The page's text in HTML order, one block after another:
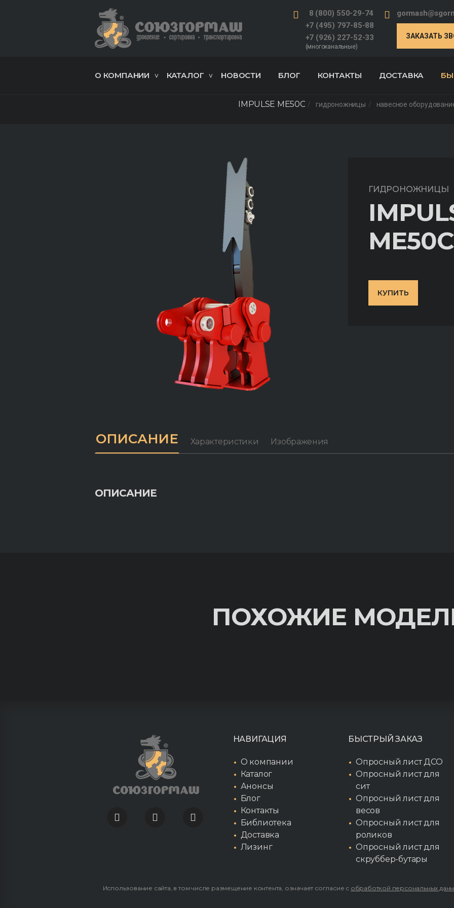
8 (800) 550-29-74
+7 (495) 797-85-88
+7 (926) 227-52-33
(многоканальные)
ЗАКАЗАТЬ
О КОМПАНИИ КАТАЛОГ НОВОСТИ БЛОГ КОНТАКТЫ ДОСТАВКА
навесное
гидроножницы
IMPULSE ME50C
ГИДРОНОЖНИЦЫ
ME50C
КУПИТЬ
ОПИСАНИЕ Характеристики Изображения
ОПИСАНИЕ
ПОХОЖИЕ
НАВИГАЦИЯ
О компании
Каталог
Анонсы
Блог
Контакты
Библиотека
Доставка
Лизинг
БЫСТРЫЙ ЗАКАЗ
Опросный лист ДСО
Опросный лист для
сит
Опросный лист для
весов
Опросный лист для
роликов
Опросный лист для
скруббер-бутары
Использование сайта, в том числе размещение контента, означает согласие с обработкой персональных